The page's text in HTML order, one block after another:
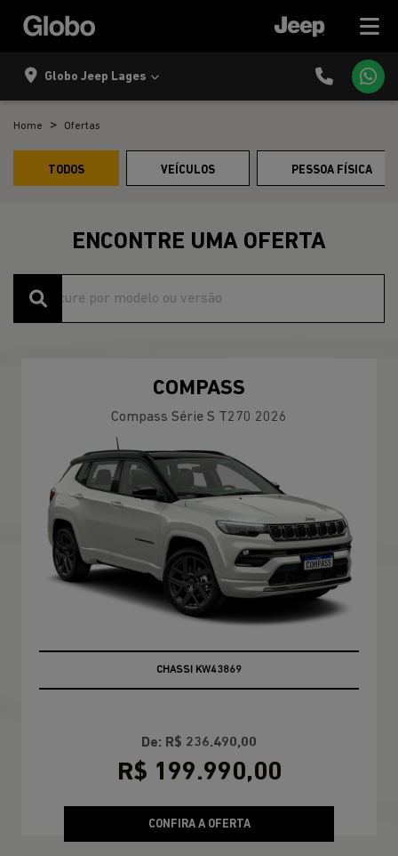
Globo Jeep Lages
Home Ofertas
TODOS VEÍCULOS PESSOA FÍSICA
ENCONTRE UMA OFERTA
COMPASS
Compass Série S T270 2026
BRANCO PEROLIZADO
De: R$ 236.490,00
R$ 199.990,00
CONFIRA A OFERTA